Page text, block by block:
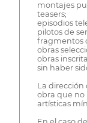
montajes
teasers;
episodios
pilotos de
fragmentos
obras
obras
sin haber
La dirección
obra que no
artísticas